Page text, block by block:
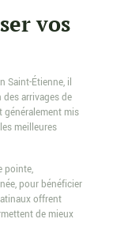
vos
Saint-Étienne, il
arrivages de
généralement mis
meilleures
pointe,
pour bénéficier
offrent
de mieux